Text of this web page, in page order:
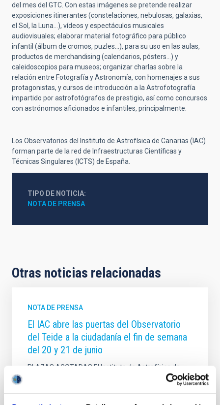
del mes del GTC. Con estas imágenes se pretende realizar
exposiciones itinerantes (constelaciones, nebulosas, galaxias,
el Sol, la Luna…), vídeos y espectáculos musicales
audiovisuales; elaborar material fotográfico para público
infantil (álbum de cromos, puzles…), para su uso en las aulas,
productos de merchandising (calendarios, pósters…) y
caleidoscopios para museos; organizar charlas sobre la
relación entre Fotografía y Astronomía, con homenajes a sus
protagonistas, y cursos de introducción a la Astrofotografía
impartido por astrofotógrafos de prestigio, así como concursos
con astrónomos aficionados e infantiles, principalmente.
Los Observatorios del Instituto de Astrofísica de Canarias (IAC)
forman parte de la red de Infraestructuras Científicas y
Técnicas Singulares (ICTS) de España.
TIPO DE NOTICIA
NOTA DE PRENSA
Otras noticias relacionadas
NOTA DE PRENSA
El IAC abre las puertas del Observatorio
del Teide a la ciudadanía el fin de semana
del 20 y 21 de junio
PLAZAS AGOTADAS El Instituto de Astrofísica de
Canarias (IAC) invita un año más a la ciudadanía a
visitar las instalaciones del Observatorio del Teide